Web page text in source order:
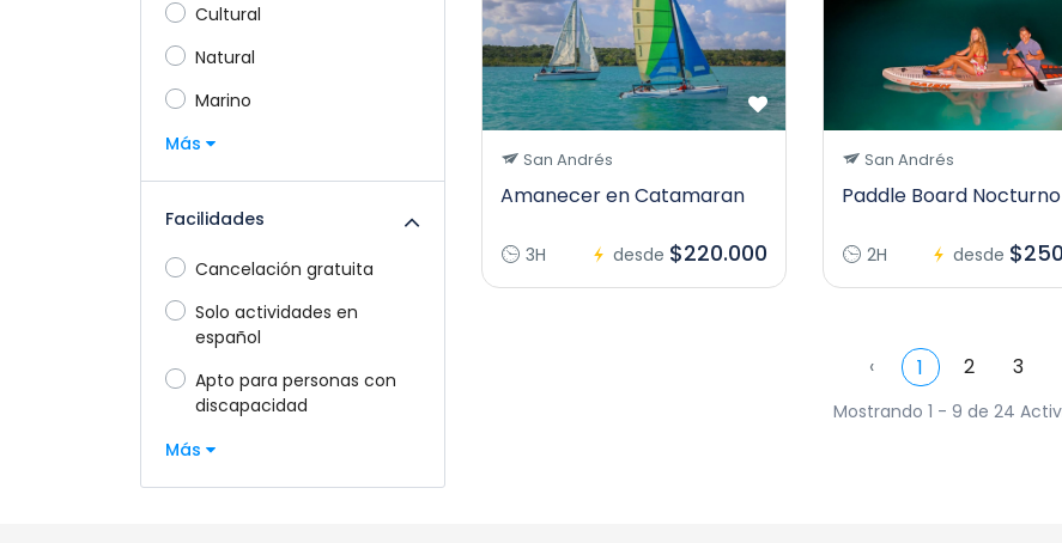
Cultural
Natural
Marino
Más
Facilidades
Cancelación gratuita
Solo actividades en
español
Apto para personas con
discapacidad
Más
San Andrés
Amanecer en Catamaran
3H desde $220.000
San Andrés
Paddle Board Nocturno
2H desde
‹ 1 2 3
Mostrando 1 - 9 de 24